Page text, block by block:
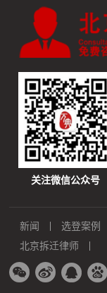
关注微信公众号
新闻 选登案例
北京拆迁律师